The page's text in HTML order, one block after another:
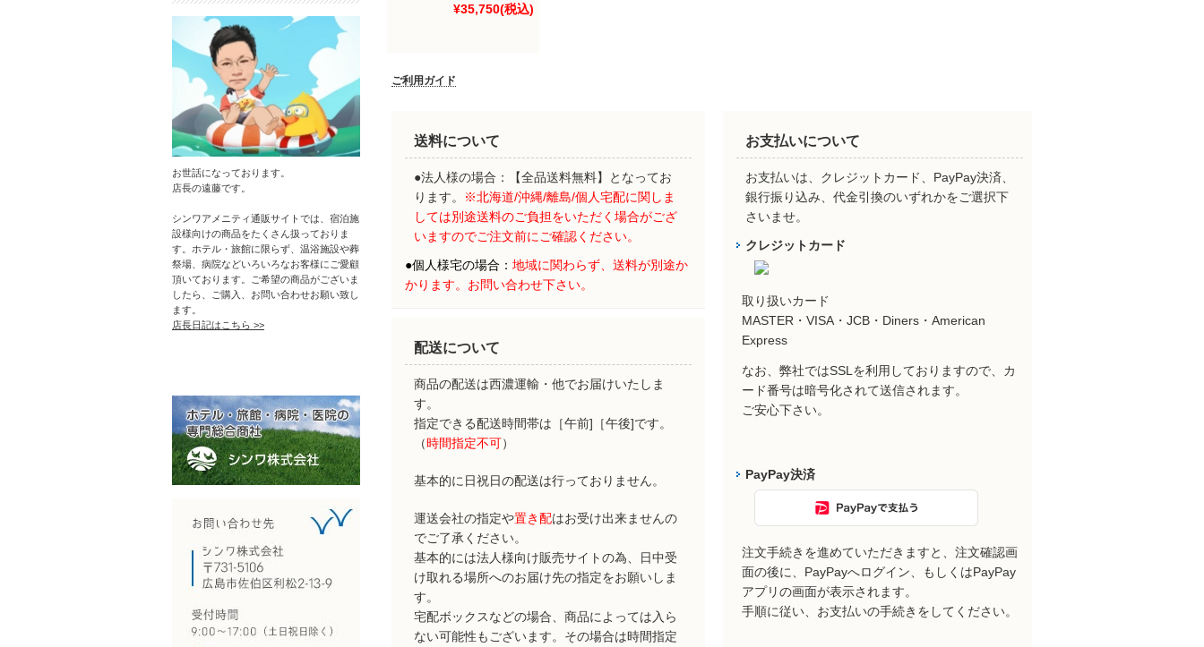
¥35,750(税込)
ご利用ガイド
送料について
●法人様の場合：【全品送料無料】となってお
ります。
※北海道/沖縄/離島/個人宅配に関しま
しては別途送料のご負担をいただく場合がござ
いますのでご注文前にご確認ください。
●個人様宅の場合： 地域に関わらず、 送料が別途か
かります。お問い合わせ下さい。
配送について
商品の配送は西濃運輸・他でお届けいたしま
す。
指定できる配送時間帯は［午前]［午後]です。
（時間指定不可）
基本的に日祝日の配送は行っておりません。
運送会社の指定や置き配はお受け出来ませんの
でご了承ください。
基本的には法人様向け販売サイトの為、日中受
け取れる場所へのお届け先の指定をお願いしま
す。
宅配ボックスなどの場合、商品によっては入ら
ない可能性もございます。その場合は時間指定
お支払いについて
お支払いは、クレジットカード、PayPay決済、
銀行振り込み、代金引換のいずれかをご選択下
さいませ。
クレジットカード
取り扱いカード
MASTER・VISA・JCB・Diners・American
Express
なお、弊社ではSSLを利用しておりますので、カ
ード番号は暗号化されて送信されます。
ご安心下さい。
PayPay決済
注文手続きを進めていただきますと、注文確認画
面の後に、PayPayへログイン、もしくはPayPay
アプリの画面が表示されます。
手順に従い、お支払いの手続きをしてください。
お世話になっております。
店長の遠藤です。
シンワアメニティ通販サイトでは、宿泊施
設様向けの商品をたくさん扱っておりま
す。ホテル・旅館に限らず、温浴施設や葬
祭場、病院などいろいろなお客様にご愛顧
頂いております。ご希望の商品がございま
したら、ご購入、お問い合わせお願い致し
ます。
店長日記はこちら >>